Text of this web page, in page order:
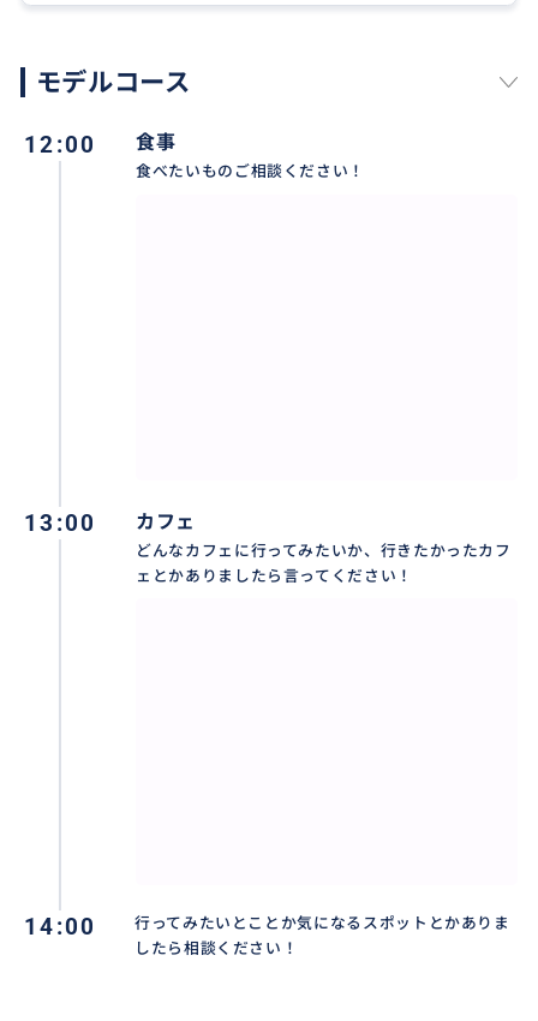
モデルコース
12:00 食事
食べたいものご相談ください！
13:00 カフェ
どんなカフェに行ってみたいか、行きたかったカフ
ェとかありましたら言ってください！
14:00
行ってみたいとことか気になるスポットとかありま
したら相談ください！